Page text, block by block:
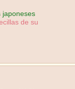
japoneses
de su